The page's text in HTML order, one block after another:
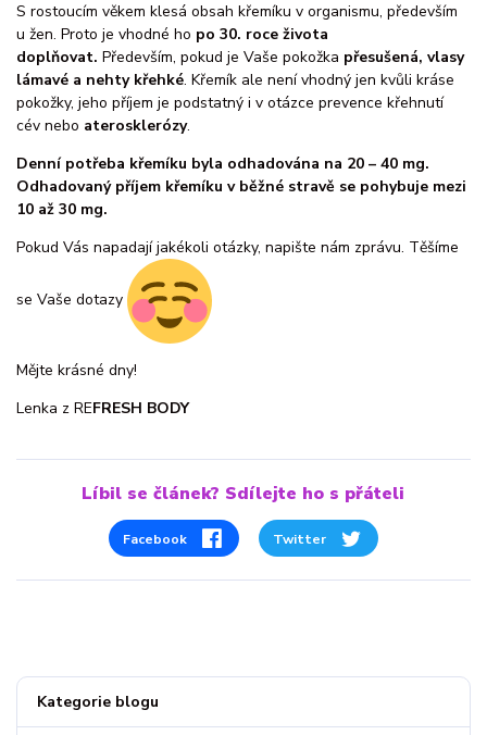
Kategorie blogu
S rostoucím věkem klesá obsah křemíku v organismu, především
u žen. Proto je vhodné ho po 30. roce života
doplňovat. Především, pokud je Vaše pokožka přesušená, vlasy
lámavé a nehty křehké. Křemík ale není vhodný jen kvůli kráse
pokožky, jeho příjem je podstatný i v otázce prevence křehnutí
cév nebo aterosklerózy.
Denní potřeba křemíku byla odhadována na 20 – 40 mg.
Odhadovaný příjem křemíku v běžné stravě se pohybuje mezi
10 až 30 mg.
Pokud Vás napadají jakékoli otázky, napište nám zprávu. Těšíme
se Vaše dotazy
Mějte krásné dny!
Lenka z REFRESH BODY
Líbil se článek? Sdílejte ho s přáteli
Facebook Twitter